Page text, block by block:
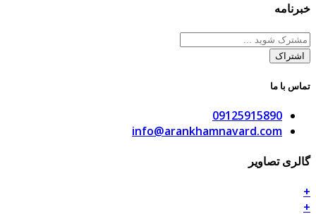
خبرنامه
تماس با ما
09125915890
info@arankhamnavard.com
گالری تصاویر
+
+